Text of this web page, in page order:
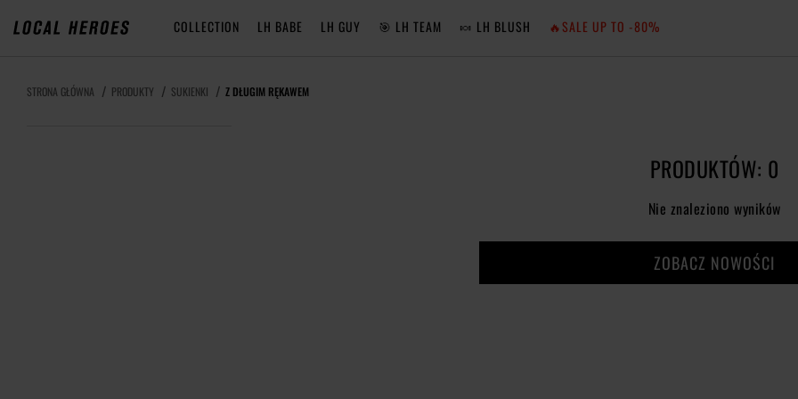
COLLECTION LH BABE LH GUY 🎯 LH TEAM 🍬 LH BLUSH 🔥SALE UP TO -80%
NIE
STRONA GŁÓWNA PRODUKTY SUKIENKI Z DŁUGIM RĘKAWEM
PRODUKTÓW: 0
Nie znaleziono wyników
ZOBACZ NOWOŚCI